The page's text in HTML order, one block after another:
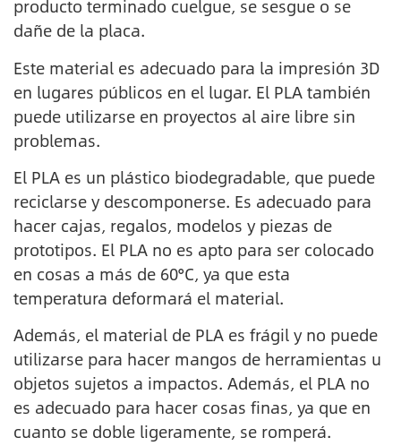
producto terminado cuelgue, se sesgue o se
dañe de la placa.
Este material es adecuado para la impresión 3D
en lugares públicos en el lugar. El PLA también
puede utilizarse en proyectos al aire libre sin
problemas.
El PLA es un plástico biodegradable, que puede
reciclarse y descomponerse. Es adecuado para
hacer cajas, regalos, modelos y piezas de
prototipos. El PLA no es apto para ser colocado
en cosas a más de 60°C, ya que esta
temperatura deformará el material.
Además, el material de PLA es frágil y no puede
utilizarse para hacer mangos de herramientas u
objetos sujetos a impactos. Además, el PLA no
es adecuado para hacer cosas finas, ya que en
cuanto se doble ligeramente, se romperá.